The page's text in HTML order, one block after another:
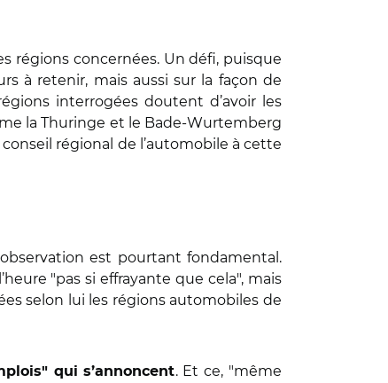
régions concernées. Un défi, puisque
à retenir, mais aussi sur la façon de
interrogées doutent d’avoir les
la Thuringe et le Bade-Wurtemberg
régional de l’automobile à cette
est pourtant fondamental.
"pas si effrayante que cela", mais
selon lui les régions automobiles de
qui s’annoncent. Et ce, "même